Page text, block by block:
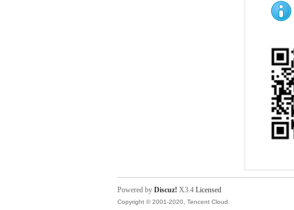
Powered by Discuz! X3.4 Licensed
Copyright © 2001-2020, Tencent Cloud.